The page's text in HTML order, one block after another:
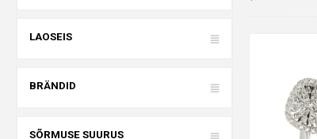
LAOSEIS
BRÄNDID
SÕRMUSE SUURUS